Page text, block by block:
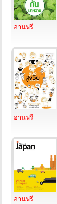
อ่านฟรี
อ่านฟรี
อ่านฟรี